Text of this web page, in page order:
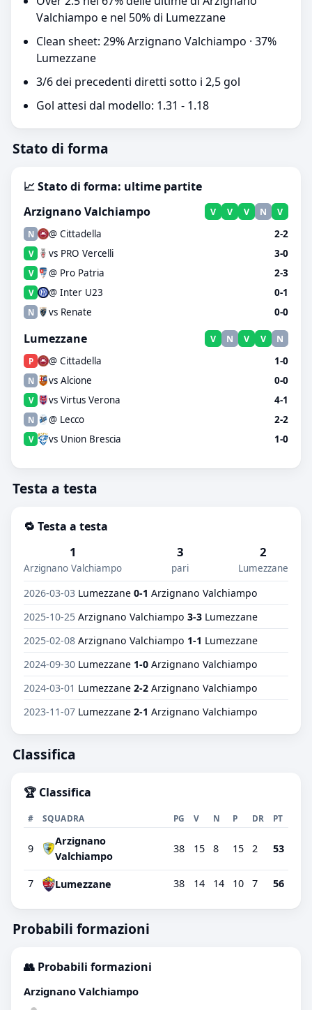
Valchiampo e nel 50% di Lumezzane
Clean sheet: 29% Arzignano Valchiampo · 37%
Lumezzane
3/6 dei precedenti diretti sotto i 2,5 gol
Gol attesi dal modello: 1.31 - 1.18
Stato di forma
📈 Stato di forma: ultime partite
Arzignano Valchiampo
V V V N V
N @ Cittadella 2-2
V vs PRO Vercelli 3-0
V @ Pro Patria 2-3
V @ Inter U23 0-1
N vs Renate 0-0
Lumezzane V N V V N
P @ Cittadella 1-0
N vs Alcione 0-0
V vs Virtus Verona 4-1
N @ Lecco 2-2
V vs Union Brescia 1-0
Testa a testa
🔁 Testa a testa
1
Arzignano Valchiampo
3
pari
2
Lumezzane
2026-03-03 Lumezzane 0-1 Arzignano Valchiampo
2025-10-25 Arzignano Valchiampo 3-3 Lumezzane
2025-02-08 Arzignano Valchiampo 1-1 Lumezzane
2024-09-30 Lumezzane 1-0 Arzignano Valchiampo
2024-03-01 Lumezzane 2-2 Arzignano Valchiampo
2023-11-07 Lumezzane 2-1 Arzignano Valchiampo
Classifica
🏆 Classifica
# SQUADRA PG V N P DR PT
9
Arzignano
Valchiampo
38 15 8 15 2 53
7 Lumezzane 38 14 14 10 7 56
Probabili formazioni
👥 Probabili formazioni
Arzignano Valchiampo